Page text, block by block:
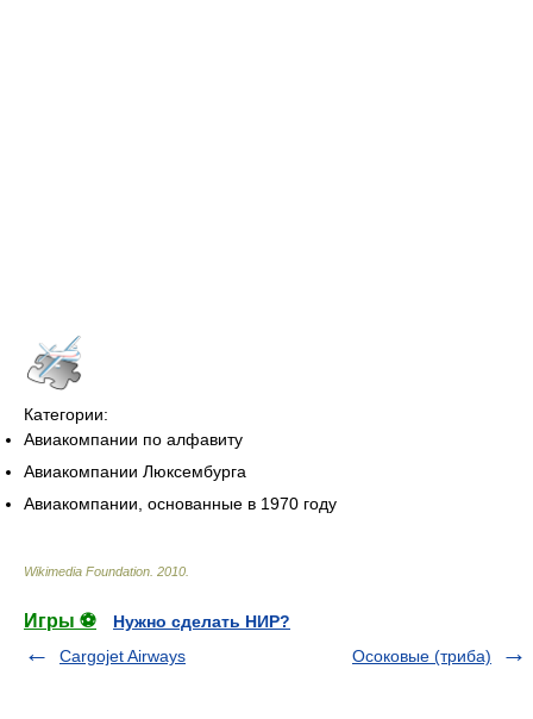
Категории:
Авиакомпании по алфавиту
Авиакомпании Люксембурга
Авиакомпании, основанные в 1970 году
Wikimedia Foundation 2010
Игры ⚽
Нужно сделать НИР?
Cargojet Airways
Осоковые (триба)